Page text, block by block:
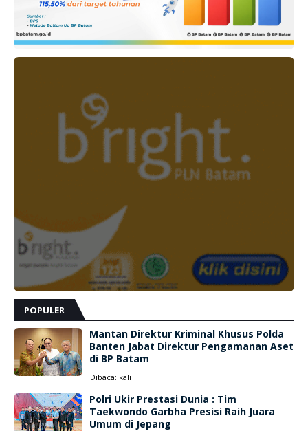
POPULER
Mantan Direktur Kriminal Khusus Polda
Banten Jabat Direktur Pengamanan Aset
di BP Batam
Dibaca: kali
Polri Ukir Prestasi Dunia : Tim
Taekwondo Garbha Presisi Raih Juara
Umum di Jepang